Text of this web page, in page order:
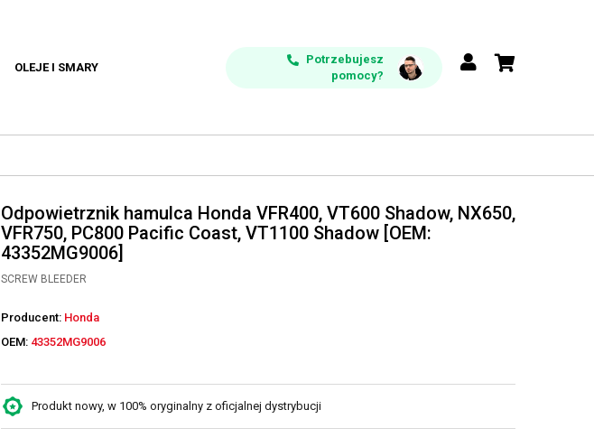
OLEJE I SMARY
Potrzebujesz
pomocy?
Odpowietrznik hamulca Honda VFR400, VT600 Shadow, NX650,
VFR750, PC800 Pacific Coast, VT1100 Shadow [OEM:
43352MG9006]
SCREW BLEEDER
Producent: Honda
OEM: 43352MG9006
Produkt nowy, w 100% oryginalny z oficjalnej dystrybucji